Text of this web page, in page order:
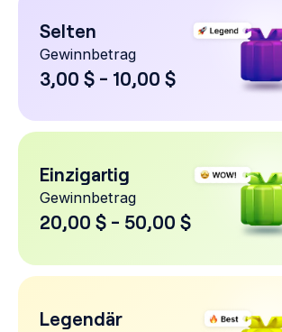
Selten
Gewinnbetrag
3,00 $ - 10,00 $
Einzigartig
Gewinnbetrag
20,00 $ - 50,00 $
Legendär